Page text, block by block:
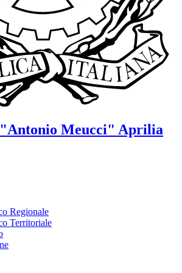
"Antonio Meucci" Aprilia
Regionale
Territoriale